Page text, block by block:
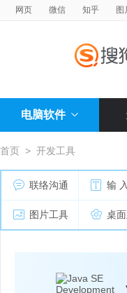
网页 微信 知乎 图
电脑软件
首页 > 开发工具
联络沟通 输
图片工具 桌